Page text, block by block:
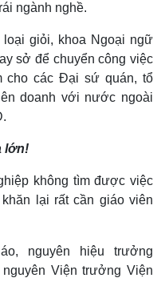
ngành nghề.
giỏi, khoa Ngoại ngữ
sở để chuyển công việc
cho các Đại sứ quán, tổ
doanh với nước ngoài
lớn!
không tìm được việc
lại rất cần giáo viên
nguyên hiệu trưởng
Viện trưởng Viện